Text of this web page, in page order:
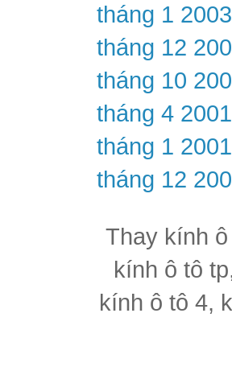
tháng 1 2003
tháng 12
tháng 10
tháng 4 2001
tháng 1 2001
tháng 12
Thay kính
kính ô tô
kính ô tô 4,